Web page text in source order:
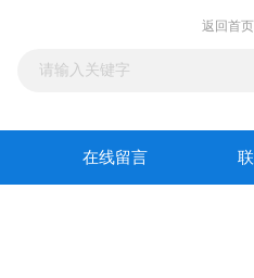
返回首页
在线留言